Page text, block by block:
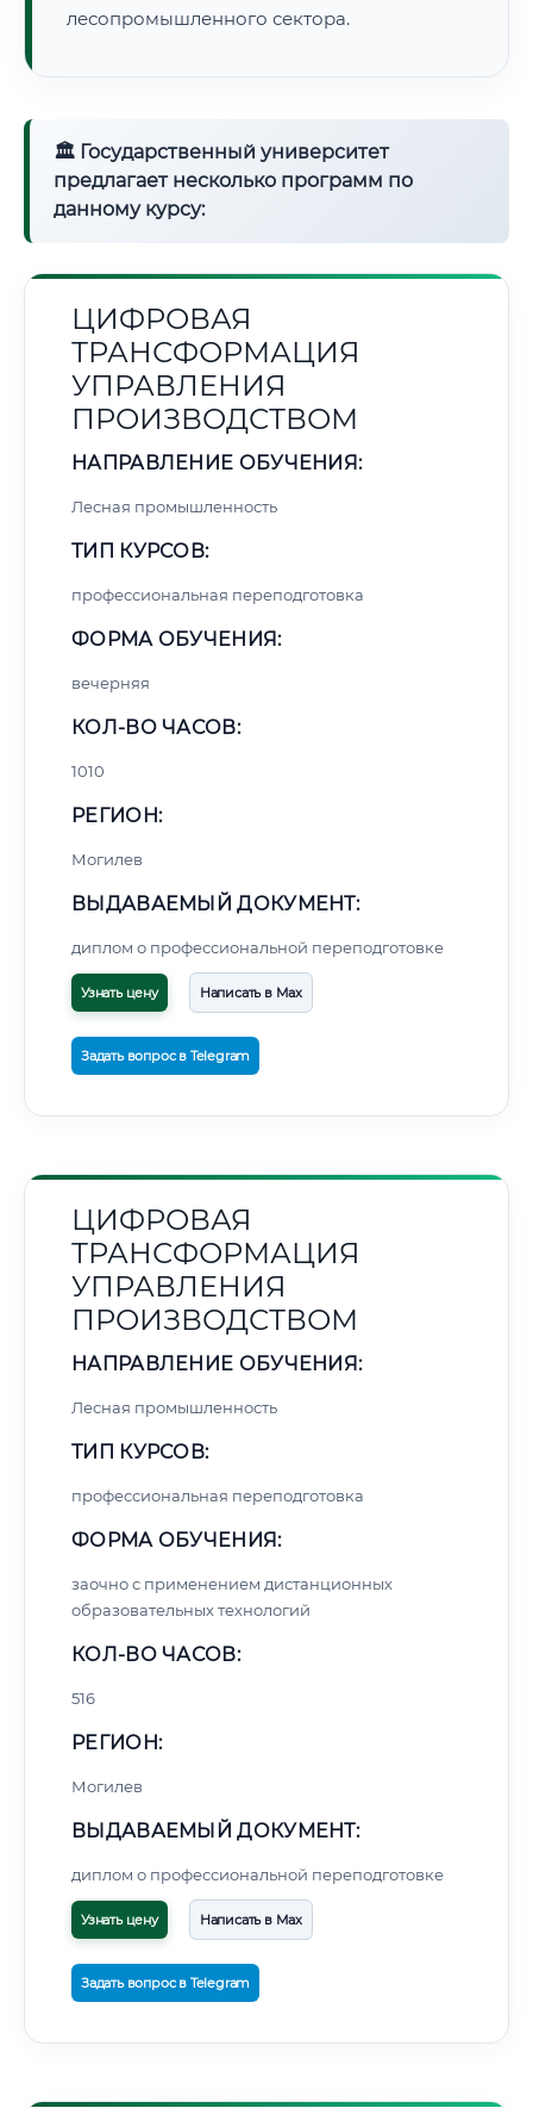
лесопромышленного сектора.
🏛 Государственный университет
предлагает несколько программ по
данному курсу:
ЦИФРОВАЯ
ТРАНСФОРМАЦИЯ
УПРАВЛЕНИЯ
ПРОИЗВОДСТВОМ
НАПРАВЛЕНИЕ ОБУЧЕНИЯ:
Лесная промышленность
ТИП КУРСОВ:
профессиональная переподготовка
ФОРМА ОБУЧЕНИЯ:
вечерняя
КОЛ-ВО ЧАСОВ:
1010
РЕГИОН:
Могилев
ВЫДАВАЕМЫЙ ДОКУМЕНТ:
диплом о профессиональной переподготовке
Узнать цену Написать в Max
Задать вопрос в Telegram
ЦИФРОВАЯ
ТРАНСФОРМАЦИЯ
УПРАВЛЕНИЯ
ПРОИЗВОДСТВОМ
НАПРАВЛЕНИЕ ОБУЧЕНИЯ:
Лесная промышленность
ТИП КУРСОВ:
профессиональная переподготовка
ФОРМА ОБУЧЕНИЯ:
заочно с применением дистанционных
образовательных технологий
КОЛ-ВО ЧАСОВ:
516
РЕГИОН:
Могилев
ВЫДАВАЕМЫЙ ДОКУМЕНТ:
диплом о профессиональной переподготовке
Узнать цену Написать в Max
Задать вопрос в Telegram